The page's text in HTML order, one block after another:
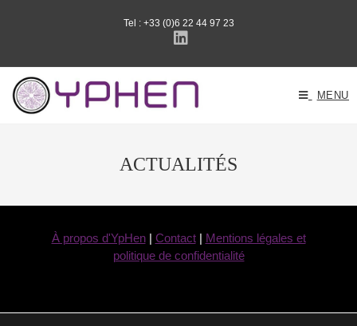
Tel : +33 (0)6 22 44 97 23
MENU
ACTUALITÉS
À propos d'YpHen| Contact| Mentions légales et
politique de confidentialité